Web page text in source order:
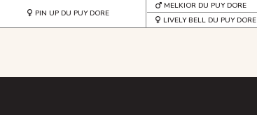
PIN UP DU PUY DORE
MELKIOR DU PUY DORE
LIVELY BELL DU PUY DORE